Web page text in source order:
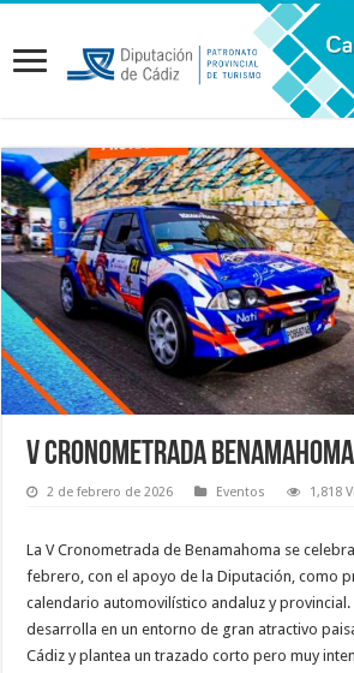
V Cronometrada Benamahoma
2 de febrero de 2026 Eventos 1,818
La V Cronometrada de Benamahoma se
febrero, con el apoyo de la Diputación, como
calendario automovilístico andaluz y
desarrolla en un entorno de gran atractivo
Cádiz y plantea un trazado corto pero muy